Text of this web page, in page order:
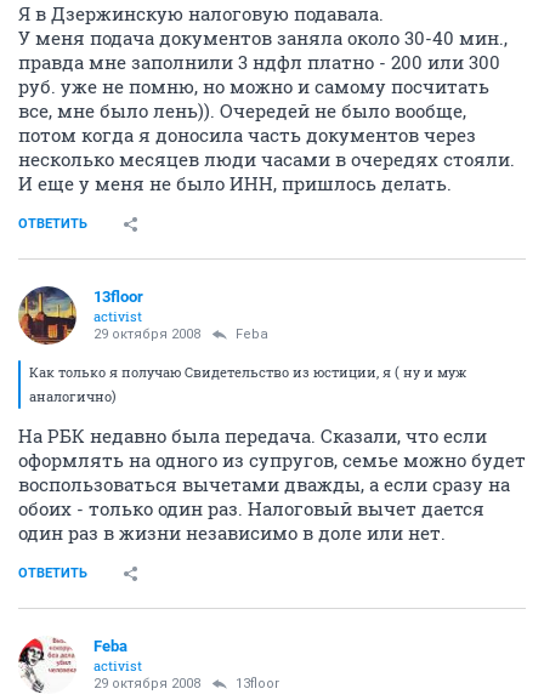
Я в Дзержинскую налоговую подавала.
У меня подача документов заняла около 30-40 мин.,
правда мне заполнили 3 ндфл платно - 200 или 300
руб. уже не помню, но можно и самому посчитать
все, мне было лень)). Очередей не было вообще,
потом когда я доносила часть документов через
несколько месяцев люди часами в очередях стояли.
И еще у меня не было ИНН, пришлось делать.
ОТВЕТИТЬ
13floor
activist
29 октября 2008 Feba
Как только я получаю Свидетельство из юстиции, я ( ну и муж
аналогично)
На РБК недавно была передача. Сказали, что если
оформлять на одного из супругов, семье можно будет
воспользоваться вычетами дважды, а если сразу на
обоих - только один раз. Налоговый вычет дается
один раз в жизни независимо в доле или нет.
ОТВЕТИТЬ
Feba
activist
29 октября 2008 13floor